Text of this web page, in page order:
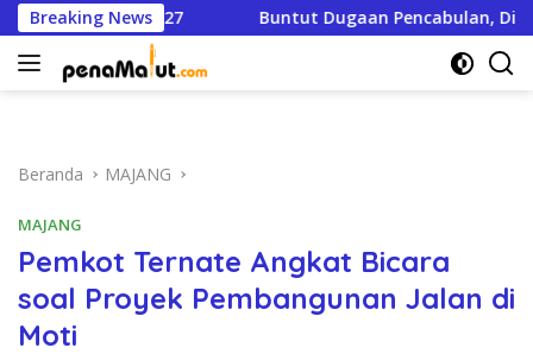
Langsung
ke
konten
Breaking NewsBuntut Dugaan Pencabulan, Dinas Pendidikan
Beranda MAJANG
MAJANG
Pemkot Ternate Angkat Bicara
soal Proyek Pembangunan Jalan di
Moti